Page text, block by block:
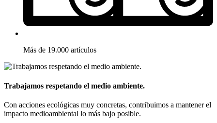
Más de 19.000 artículos
Trabajamos respetando el medio ambiente.
Con acciones ecológicas muy concretas, contribuimos a mantener el
impacto medioambiental lo más bajo posible.